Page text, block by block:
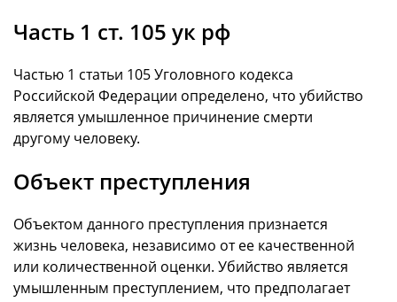
Часть 1 ст. 105 ук рф
Частью 1 статьи 105 Уголовного кодекса
Российской Федерации определено, что убийство
является умышленное причинение смерти
другому человеку.
Объект преступления
Объектом данного преступления признается
жизнь человека, независимо от ее качественной
или количественной оценки. Убийство является
умышленным преступлением, что предполагает